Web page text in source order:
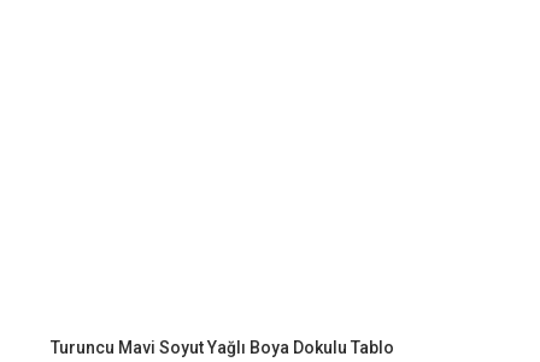
Turuncu Mavi Soyut Yağlı Boya Dokulu Tablo